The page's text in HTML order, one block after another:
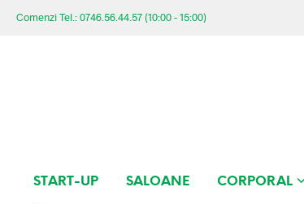
Comenzi Tel.: 0746.56.44.57 (10:00 - 15:00)
START-UP SALOANE CORPORAL